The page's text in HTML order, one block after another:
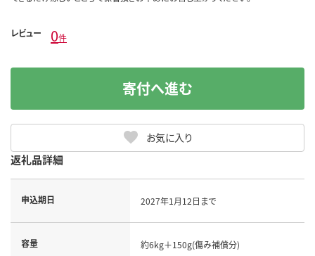
レビュー 0件
お気に入り
寄付へ進む
返礼品詳細
申込期日 2027年1月12日まで
容量 約6kg＋150g(傷み補償分)